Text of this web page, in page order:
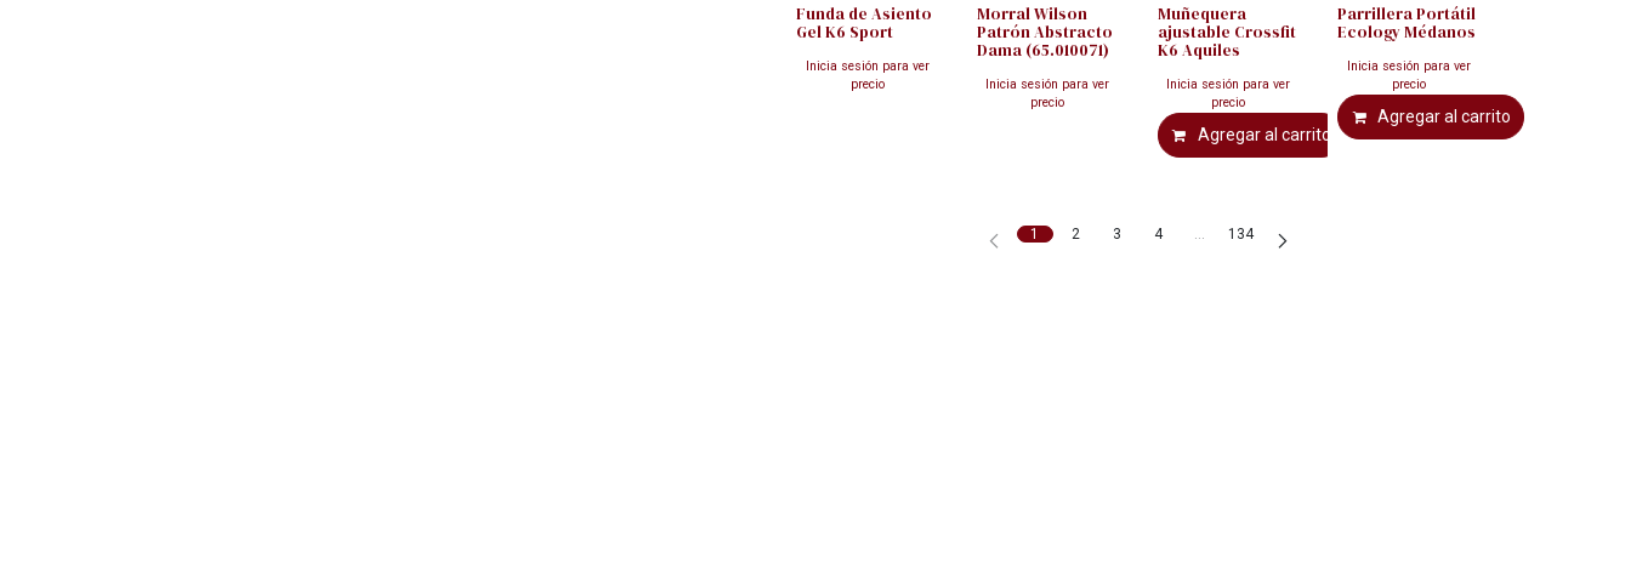
Funda de Asiento
Gel K6 Sport
Inicia sesión para ver
precio
Morral Wilson
Patrón Abstracto
Dama (65.010071)
Inicia sesión para ver
precio
Muñequera
ajustable Crossfit
K6 Aquiles
Inicia sesión para ver
precio
Agregar al carrito
Parrillera Portátil
Ecology Médanos
Inicia sesión para ver
precio
Agregar al carrito
1 2 3 4 … 134